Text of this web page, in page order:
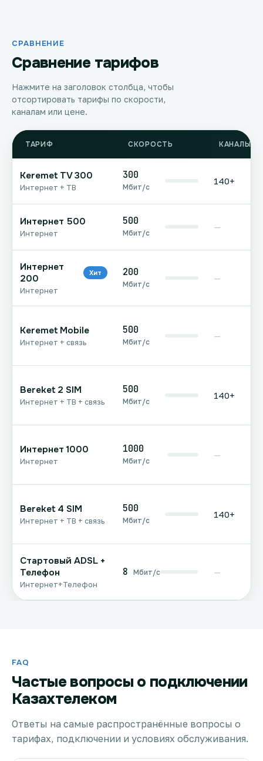
СРАВНЕНИЕ
Сравнение тарифов
Нажмите на заголовок столбца, чтобы
отсортировать тарифы по скорости,
каналам или цене.
ТАРИФ СКОРОСТЬ КАНАЛЫ
Keremet TV 300
Интернет + ТВ
300
Мбит/с
140+
Интернет 500
Интернет
500
Мбит/с
—
Интернет
200
Хит
Интернет
200
Мбит/с
—
Keremet Mobile
Интернет + связь
500
Мбит/с
—
Bereket 2 SIM
Интернет + ТВ + связь
500
Мбит/с
140+
Интернет 1000
Интернет
1000
Мбит/с
—
Bereket 4 SIM
Интернет + ТВ + связь
500
Мбит/с
140+
Стартовый ADSL +
Телефон
Интернет+Телефон
8 Мбит/с —
FAQ
Частые вопросы о подключении
Казахтелеком
Ответы на самые распространённые вопросы о
тарифах, подключении и условиях обслуживания.